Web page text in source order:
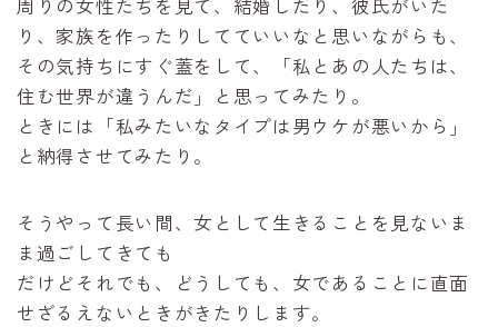
り、家族を作ったりしてていいなと思いながらも、
その気持ちにすぐ蓋をして、「私とあの人たちは、
住む世界が違うんだ」と思ってみたり。
ときには「私みたいなタイプは男ウケが悪いから」
と納得させてみたり。
そうやって長い間、女として生きることを見ないま
ま過ごしてきても
だけどそれでも、どうしても、女であることに直面
せざるえないときがきたりします。